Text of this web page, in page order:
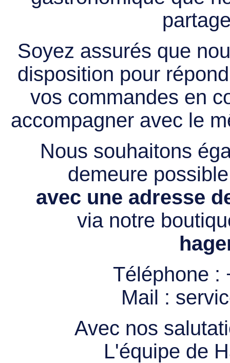
Soyez assurés que
disposition pour
vos commandes en
accompagner avec le
Nous souhaitons
demeure
avec une adresse
via notre
Téléphone :
Mail :
Avec nos
L'équipe de